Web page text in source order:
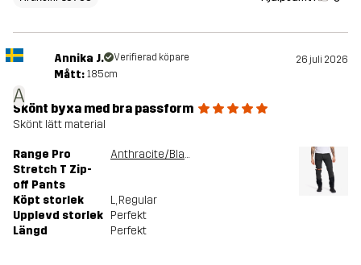
A
Annika J. Verifierad köpare 26 juli 2026
Mått: 185cm
Skönt byxa med bra passform
Skönt lätt material
Range Pro
Stretch T Zip-
off Pants
Anthracite/Black
Köpt storlek L, Regular
Upplevd storlek Perfekt
Längd
Perfekt